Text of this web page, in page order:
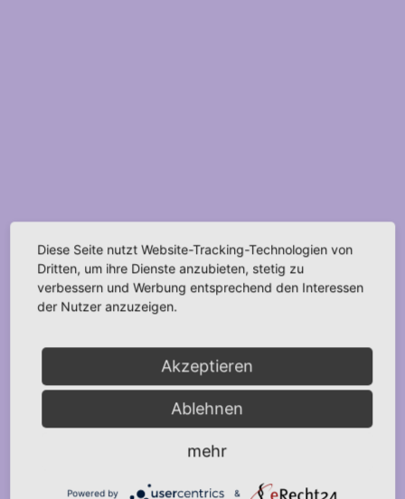
Diese Seite nutzt Website-Tracking-Technologien von
Dritten, um ihre Dienste anzubieten, stetig zu
verbessern und Werbung entsprechend den Interessen
der Nutzer anzuzeigen.
Akzeptieren
Ablehnen
mehr
Powered by &